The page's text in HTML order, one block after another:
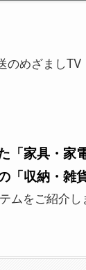
のめざまし
「家具・家
「収納・雑
ムをご紹介し